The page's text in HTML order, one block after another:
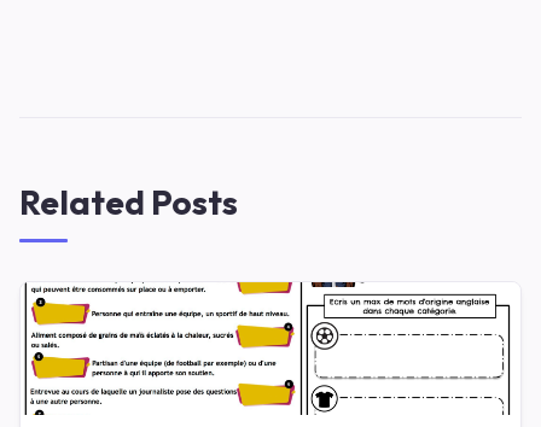
Related Posts